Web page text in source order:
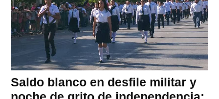
Saldo blanco en desfile militar y